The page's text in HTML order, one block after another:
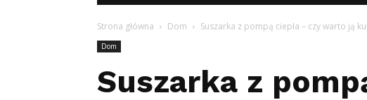
Strona główna Dom Suszarka z pompą ciepła – czy warto ją
Dom
Suszarka z